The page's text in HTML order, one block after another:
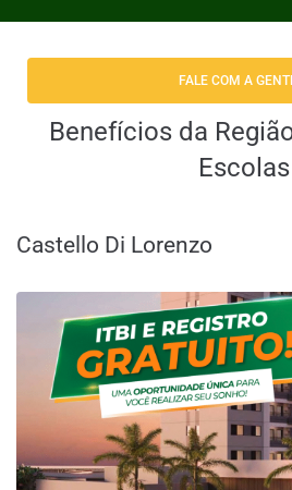
FALE COM A
Benefícios da
Escolas
Castello Di Lorenzo